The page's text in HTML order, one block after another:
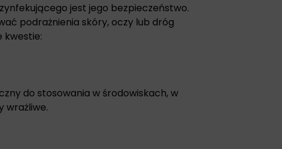
jest jego bezpieczeństwo.
podrażnienia skóry, oczy lub dróg
kwestie:
do stosowania w środowiskach, w
wrażliwe.